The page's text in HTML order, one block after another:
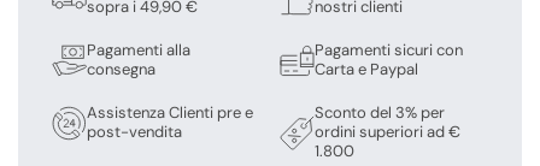
sopra i 49,90 €
Pagamenti alla
consegna
Assistenza Clienti pre e
post-vendita
nostri clienti
Pagamenti sicuri con
Carta e Paypal
Sconto del 3% per
ordini superiori ad €
1.800